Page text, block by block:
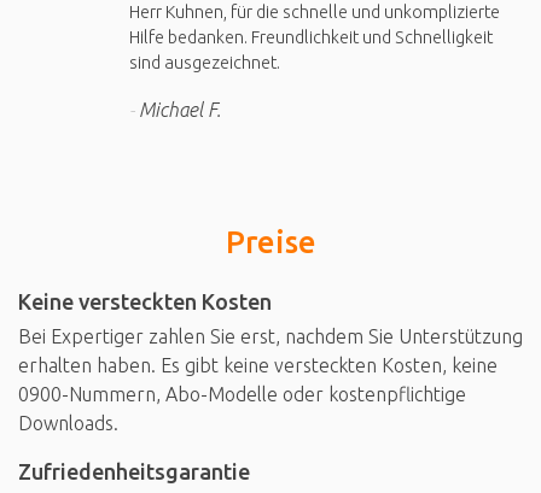
Herr Kuhnen, für die schnelle und unkomplizierte
Hilfe bedanken. Freundlichkeit und Schnelligkeit
sind ausgezeichnet.
Michael F.
Preise
Keine versteckten Kosten
Bei Expertiger zahlen Sie erst, nachdem Sie Unterstützung
erhalten haben. Es gibt keine versteckten Kosten, keine
0900-Nummern, Abo-Modelle oder kostenpflichtige
Downloads.
Zufriedenheitsgarantie